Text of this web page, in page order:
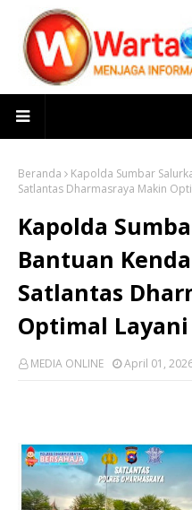
Beranda
Kapolda Sumbar
Satlantas Dharmasraya Makin
Kapolda
Bantuan
Satlantas
Optimal
MEDIA ONLINE April 01,